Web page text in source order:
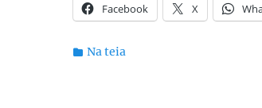
Facebook X
Categorias:
Na teia